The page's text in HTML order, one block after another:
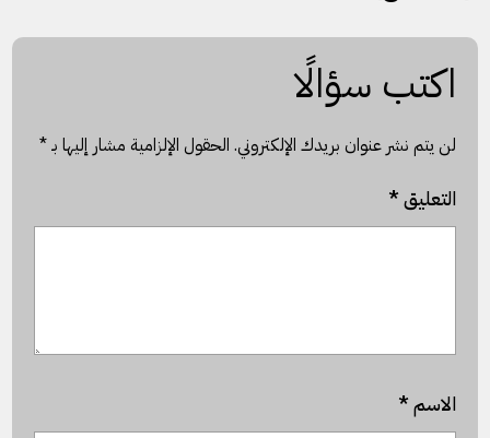
اكتب سؤالًا
لن يتم نشر عنوان بريدك الإلكتروني. الحقول الإلزامية مشار إليها بـ*
التعليق*
الاسم*